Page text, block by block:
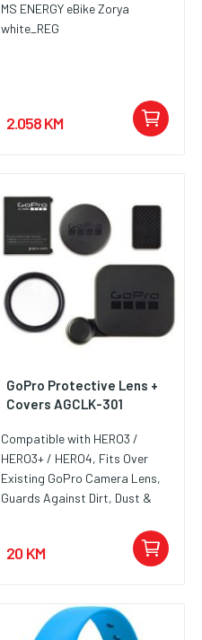
MS ENERGY eBike Zorya
white_REG
2.058 KM
GoPro Protective Lens +
Covers AGCLK-301
Compatible with HERO3 /
HERO3+ / HERO4, Fits Over
Existing GoPro Camera Lens,
Guards Against Dirt, Dust &
20 KM